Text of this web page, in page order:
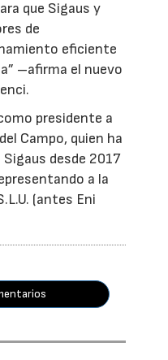
que Sigaus y
de
eficiente
–afirma el nuevo
presidente a
Campo, quien ha
desde 2017
a la
(antes Eni